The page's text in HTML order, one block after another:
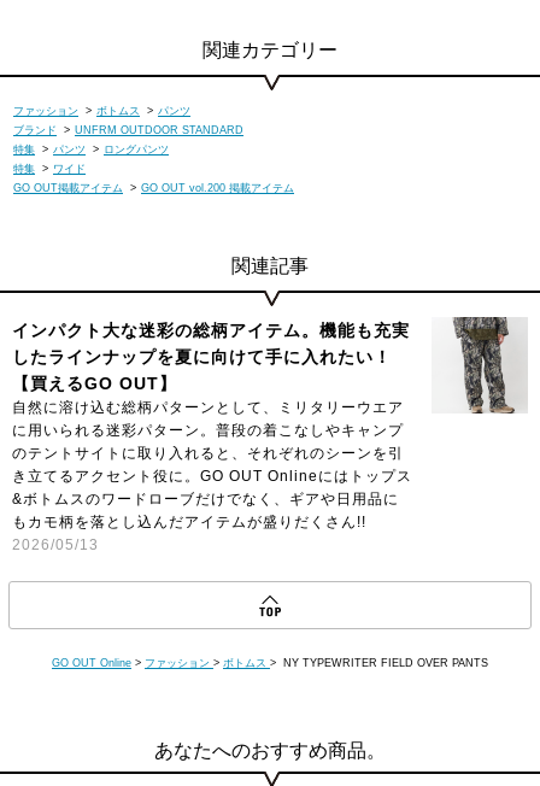
関連カテゴリー
ファッション > ボトムス > パンツ
ブランド
> UNFRM OUTDOOR STANDARD
特集 > パンツ > ロングパンツ
特集 > ワイド
GO OUT掲載アイテム
> GO OUT vol.200 掲載アイテム
関連記事
インパクト大な迷彩の総柄アイテム。機能も充実
したラインナップを夏に向けて手に入れたい！
【買えるGO OUT】
自然に溶け込む総柄パターンとして、ミリタリーウエア
に用いられる迷彩パターン。普段の着こなしやキャンプ
のテントサイトに取り入れると、それぞれのシーンを引
き立てるアクセント役に。GO OUT Onlineにはトップス
&ボトムスのワードローブだけでなく、ギアや日用品に
もカモ柄を落とし込んだアイテムが盛りだくさん!!
2026/05/13
GO OUT Online > ファッション > ボトムス > NY TYPEWRITER FIELD OVER PANTS
あなたへのおすすめ商品。